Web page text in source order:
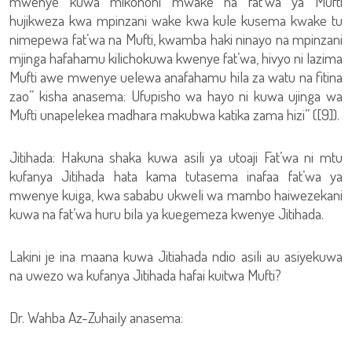
hujikweza kwa mpinzani wake kwa kule kusema kwake tu
nimepewa fat’wa na Mufti, kwamba haki ninayo na mpinzani
mjinga hafahamu kilichokuwa kwenye fat’wa, hivyo ni lazima
Mufti awe mwenye uelewa anafahamu hila za watu na fitina
zao” kisha anasema: Ufupisho wa hayo ni kuwa ujinga wa
Mufti unapelekea madhara makubwa katika zama hizi” ([9]).
Jitihada: Hakuna shaka kuwa asili ya utoaji Fat’wa ni mtu
kufanya Jitihada hata kama tutasema inafaa fat’wa ya
mwenye kuiga, kwa sababu ukweli wa mambo haiwezekani
kuwa na fat’wa huru bila ya kuegemeza kwenye Jitihada.
Lakini je ina maana kuwa Jitiahada ndio asili au asiyekuwa
na uwezo wa kufanya Jitihada hafai kuitwa Mufti?
Dr. Wahba Az-Zuhaily anasema: